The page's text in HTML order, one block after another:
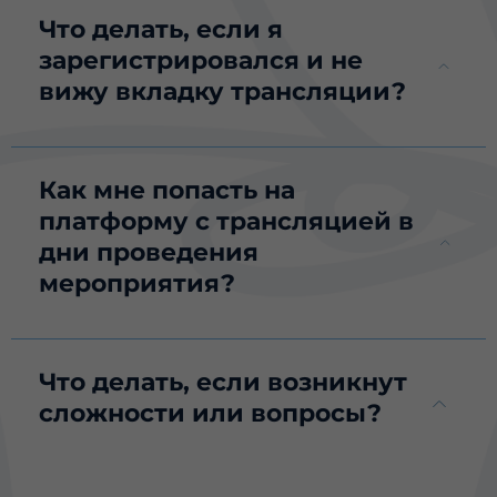
Что делать, если я
зарегистрировался и не
вижу вкладку трансляции?
Как мне попасть на
платформу с трансляцией в
дни проведения
мероприятия?
Что делать, если возникнут
сложности или вопросы?